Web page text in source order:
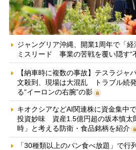
ジャングリア沖縄、開業1周年で「
ミスリード 事業の苦戦を覆い隠す“
【納車時に複数の事故】テスラジャ
文殺到、現場は大混乱 トラブル続
る“イーロンの右腕”の影
キオクシアなどAI関連株に資金集中
投資妙味 資産1.5億円超の坂本慎太
時」と考える防衛・食品銘柄を紹介
「30種類以上のパン食べ放題」で行